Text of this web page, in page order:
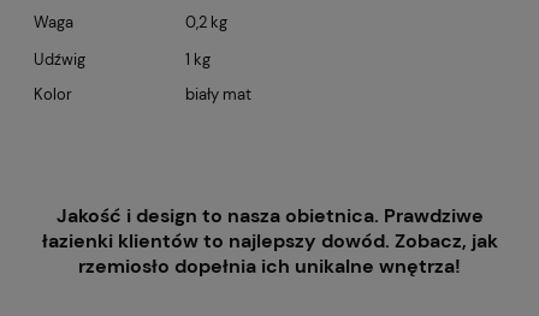
Waga
0,2 kg
Udźwig
1 kg
Kolor
biały mat
Jakość i design to nasza obietnica. Prawdziwe
łazienki klientów to najlepszy dowód. Zobacz, jak
rzemiosło dopełnia ich unikalne wnętrza!